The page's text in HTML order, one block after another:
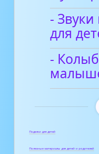
-
для
-
Поделки для детей
Полезные материалы для детей и родителей